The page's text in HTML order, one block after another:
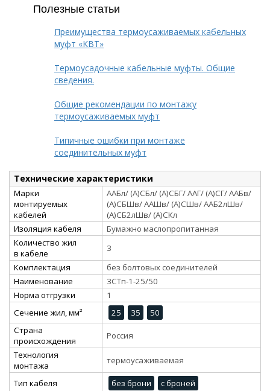
Полезные статьи
Преимущества термоусаживаемых кабельных
муфт «КВТ»
Термоусадочные кабельные муфты. Общие
сведения.
Общие рекомендации по монтажу
термоусаживаемых муфт
Типичные ошибки при монтаже
соединительных муфт
Технические характеристики
Марки
монтируемых
кабелей
ААБл/ (А)СБл/ (А)СБГ/ ААГ/ (А)СГ/ ААБв/
(А)СБШв/ ААШв/ (А)СШв/ ААБ2лШв/
(А)СБ2лШв/ (А)СКл
Изоляция кабеля
Бумажно маслопропитанная
Количество жил
в кабеле
3
Комплектация
без болтовых соединителей
Наименование
3СТп-1-25/50
Норма отгрузки
1
Сечение жил, мм²
25 35
50
Страна
происхождения
Россия
Технология
монтажа
термоусаживаемая
Тип кабеля без брони
с броней